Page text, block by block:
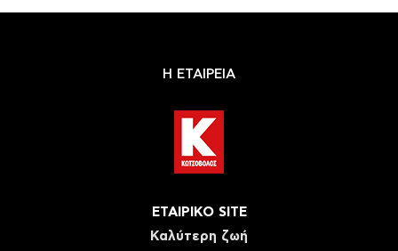
Η ΕΤΑΙΡΕΙΑ
ΕΤΑΙΡΙΚΟ SITE
Καλύτερη ζωή